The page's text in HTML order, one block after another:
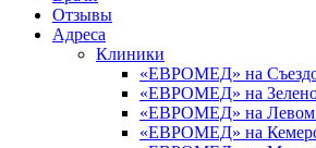
Отзывы
Адреса
Клиники
«ЕВРОМЕД» на
«ЕВРОМЕД» на
«ЕВРОМЕД» на Левом
«ЕВРОМЕД» на